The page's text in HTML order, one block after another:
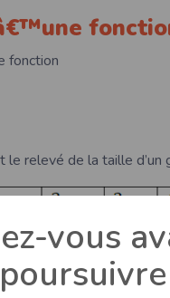
fonction
relevé de la taille d’un
vous
poursuivre